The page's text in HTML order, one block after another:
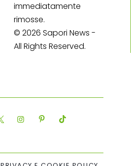
immediatamente
rimosse.
© 2026 Sapori News -
All Rights Reserved.